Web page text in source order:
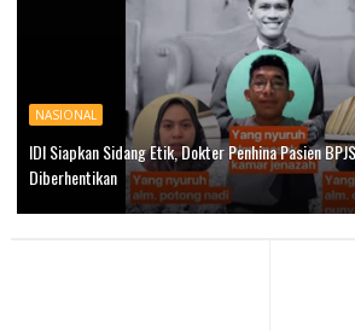
NASIONAL
IDI Siapkan Sidang Etik, Dokter Penhina Pasien
Diberhentikan